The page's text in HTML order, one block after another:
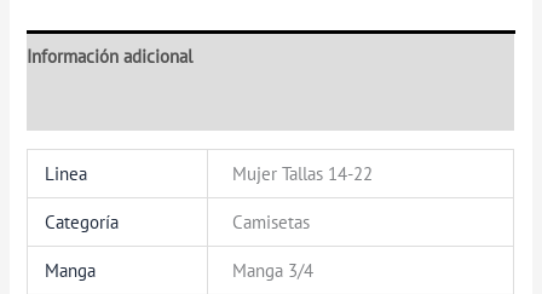
Información adicional
Linea Mujer Tallas 14-22
Categoría Camisetas
Manga Manga 3/4